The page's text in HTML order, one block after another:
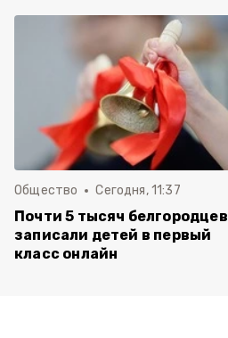
Общество Сегодня, 11:37
Почти 5 тысяч белгородцев
записали детей в первый
класс онлайн